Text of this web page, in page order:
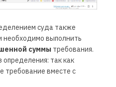
суда также
необходимо выполнить
суммы требования.
определения: так как
требование вместе с